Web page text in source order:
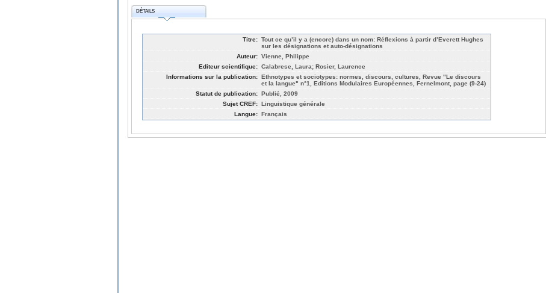
DÉTAILS
Titre: Tout ce qu’il y a (encore) dans un nom: Réflexions à partir d’Everett Hughes
sur les désignations et auto-désignations
Auteur: Vienne, Philippe
Editeur scientifique: Calabrese, Laura; Rosier, Laurence
Informations sur la publication: Ethnotypes et sociotypes: normes, discours, cultures, Revue "Le discours
et la langue" n°1, Editions Modulaires Européennes, Fernelmont, page (9-24)
Statut de publication: Publié, 2009
Sujet CREF: Linguistique générale
Langue: Français